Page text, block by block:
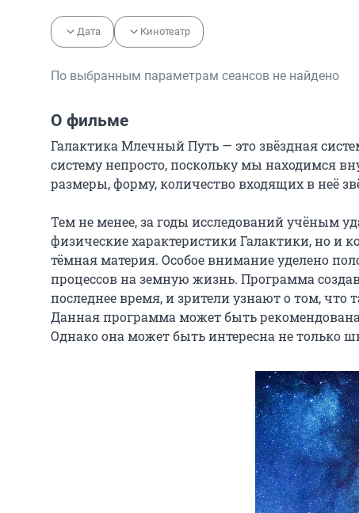
Дата Кинотеатр
По выбранным параметрам сеансов не найдено
О фильме
Галактика Млечный Путь — это звёздная
систему непросто, поскольку мы находимся
размеры, форму, количество входящих в неё
Тем не менее, за годы исследований учёным
физические характеристики Галактики, но и
тёмная материя. Особое внимание уделено
процессов на земную жизнь. Программа
последнее время, и зрители узнают о том,
Данная программа может быть
Однако она может быть интересна не только